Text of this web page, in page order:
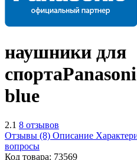
наушники для
спорта
blue
2.1 8 отзывов
Отзывы (8) Описание
вопросы
Код товара: 73569